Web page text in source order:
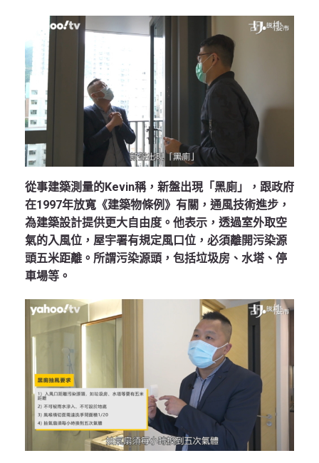
從事建築測量的Kevin稱，新盤出現「黑廁」，跟政府
在1997年放寬《建築物條例》有關，通風技術進步，
為建築設計提供更大自由度。他表示，透過室外取空
氣的入風位，屋宇署有規定風口位，必須離開污染源
頭五米距離。所謂污染源頭，包括垃圾房、水塔、停
車場等。